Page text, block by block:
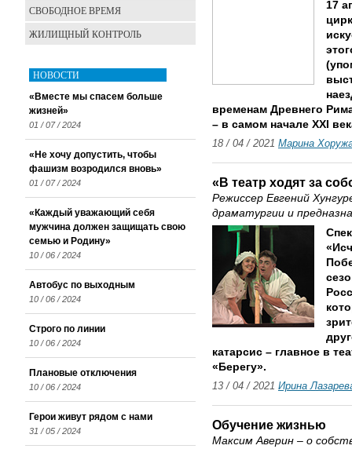
17
временам Древнего
– в самом начале XXI
18 / 04 / 2021 Марина
«В театр ходят за
Режиссер Евгений
драматургии и
катарсис – главное в
«Берегу».
13 / 04 / 2021 Ирина
Обучение жизнью
Максим Аверин – о
СВОБОДНОЕ ВРЕМЯ
ЖИЛИЩНЫЙ КОНТРОЛЬ
НОВОСТИ
«Вместе мы спасем больше
жизней»
01 / 07 / 2024
«Не хочу допустить, чтобы
фашизм возродился вновь»
01 / 07 / 2024
«Каждый уважающий себя
мужчина должен защищать свою
семью и Родину»
10 / 06 / 2024
Автобус по выходным
10 / 06 / 2024
Строго по линии
10 / 06 / 2024
Плановые отключения
10 / 06 / 2024
Герои живут рядом с нами
31 / 05 / 2024